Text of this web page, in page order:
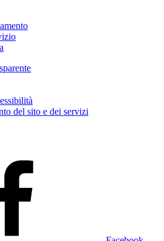
del sito e dei servizi